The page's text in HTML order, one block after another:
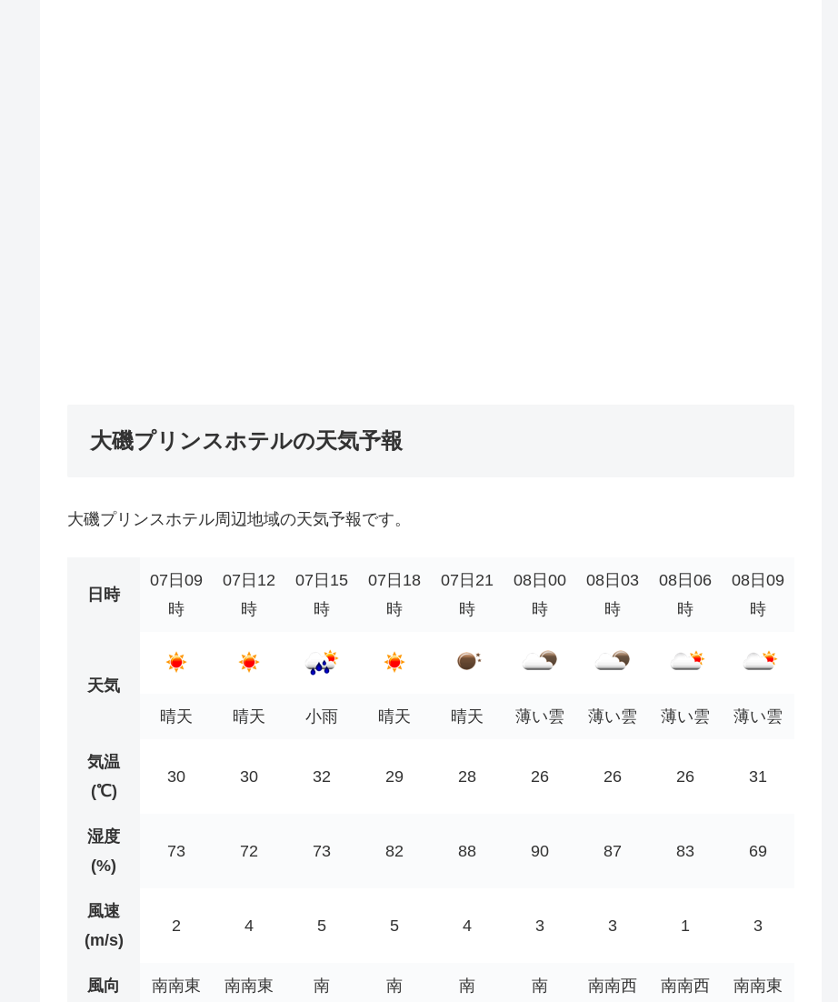
大磯プリンスホテルの天気予報
大磯プリンスホテル周辺地域の天気予報です。
日時
07日09
時
07日12
時
07日15
時
07日18
時
07日21
時
08日00
時
08日03
時
08日06
時
08日09
時
天気
晴天
晴天 小雨 晴天 晴天 薄い雲 薄い雲 薄い雲 薄い雲
気温
(℃)
30 30 32 29 28 26 26 26 31
湿度
(%)
73 72 73 82 88 90 87 83 69
風速
(m/s)
2 4 5 5 4 3 3 1 3
風向 南南東 南南東 南 南 南 南 南南西 南南西 南南東